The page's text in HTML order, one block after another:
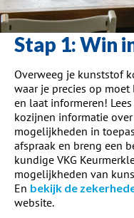
Stap 1: Win
Overweeg je kunststof
waar je precies op
en laat informeren!
kozijnen informatie
mogelijkheden in
afspraak en breng een
kundige VKG
mogelijkheden van
En bekijk de
website.